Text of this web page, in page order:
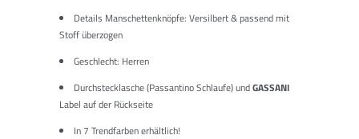
Details Manschettenknöpfe: Versilbert & passend mit
Stoff überzogen
Geschlecht: Herren
Durchstecklasche (Passantino Schlaufe) undGASSANI
Label auf der Rückseite
In 7 Trendfarben erhältlich!